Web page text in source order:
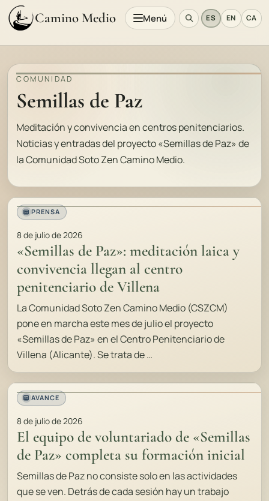
Camino Medio Menú ES EN CA
COMUNIDAD
Semillas de Paz
Meditación y convivencia en centros penitenciarios.
Noticias y entradas del proyecto «Semillas de Paz» de
la Comunidad Soto Zen Camino Medio.
PRENSA
8 de julio de 2026
«Semillas de Paz»: meditación laica y
convivencia llegan al centro
penitenciario de Villena
La Comunidad Soto Zen Camino Medio (CSZCM)
pone en marcha este mes de julio el proyecto
«Semillas de Paz» en el Centro Penitenciario de
Villena (Alicante). Se trata de …
AVANCE
8 de julio de 2026
El equipo de voluntariado de «Semillas
de Paz» completa su formación inicial
Semillas de Paz no consiste solo en las actividades
que se ven. Detrás de cada sesión hay un trabajo